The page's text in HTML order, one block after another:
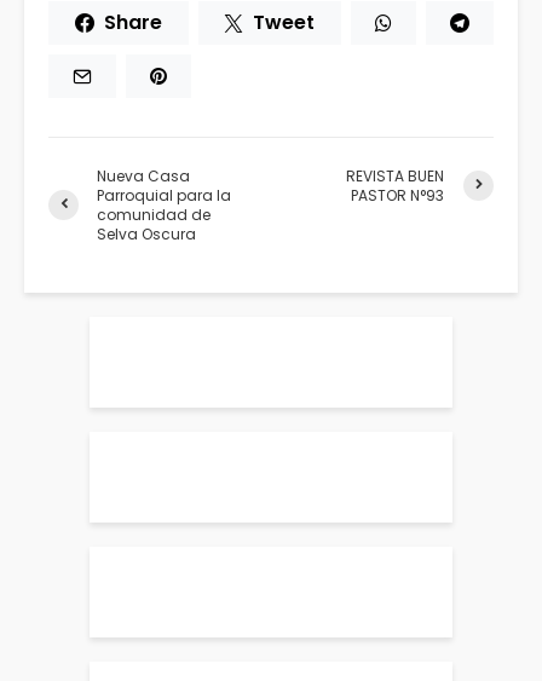
Share Tweet
Nueva Casa
Parroquial para la
comunidad de
Selva Oscura
REVISTA BUEN
PASTOR N°93